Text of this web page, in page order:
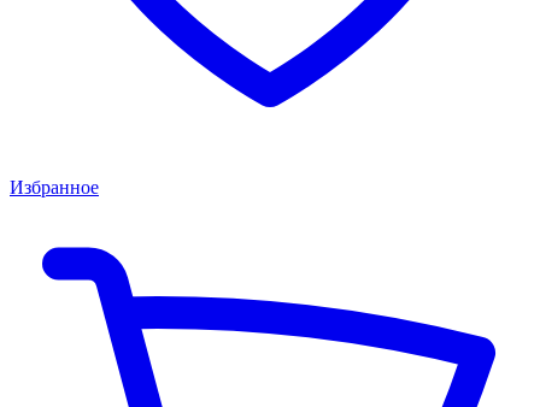
Избранное